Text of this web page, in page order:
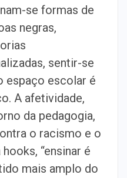
se formas de
negras,
sentir-se
espaço escolar é
A afetividade,
da pedagogia,
o racismo e o
“ensinar é
mais amplo do